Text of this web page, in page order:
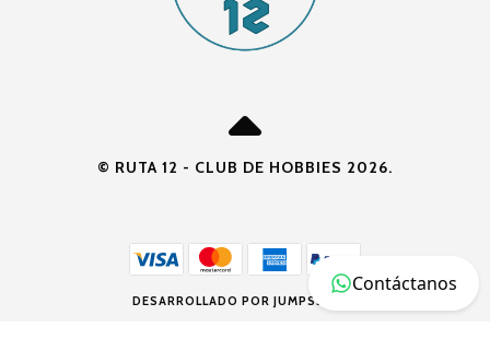
© RUTA 12 - CLUB DE HOBBIES 2026.
DESARROLLADO POR JUMPSELLER
Contáctanos